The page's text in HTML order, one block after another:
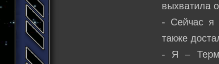
выхватила
- Сейчас я
также
- Я –